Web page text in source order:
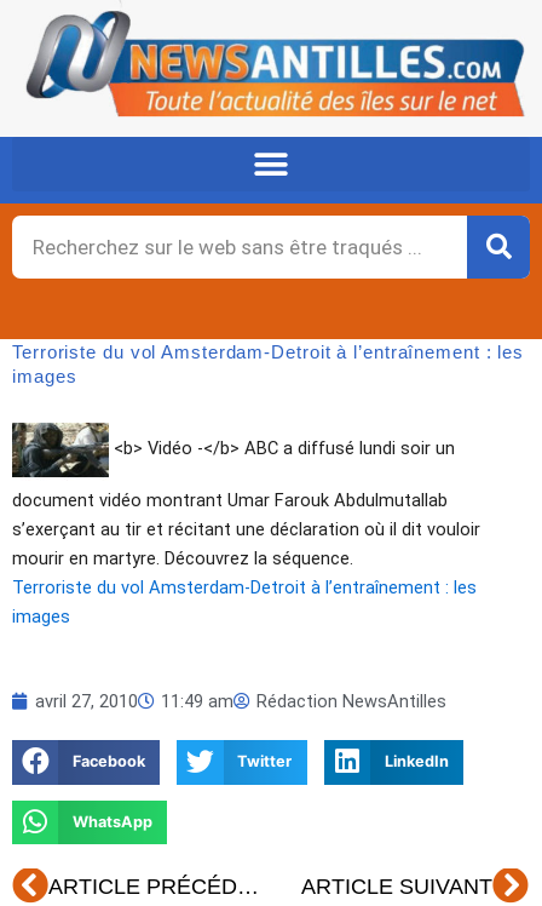
contenu
Rechercher
Terroriste du vol Amsterdam-Detroit à l’entraînement : les
images
<b> Vidéo -</b> ABC a diffusé lundi soir un
document vidéo montrant Umar Farouk Abdulmutallab
s’exerçant au tir et récitant une déclaration où il dit vouloir
mourir en martyre. Découvrez la séquence.
Terroriste du vol Amsterdam-Detroit à l’entraînement : les
images
avril 27, 2010 11:49 am Rédaction NewsAntilles
Facebook Twitter LinkedIn
WhatsApp
Précédent ARTICLE PRÉCÉDENT ARTICLE SUIVANT